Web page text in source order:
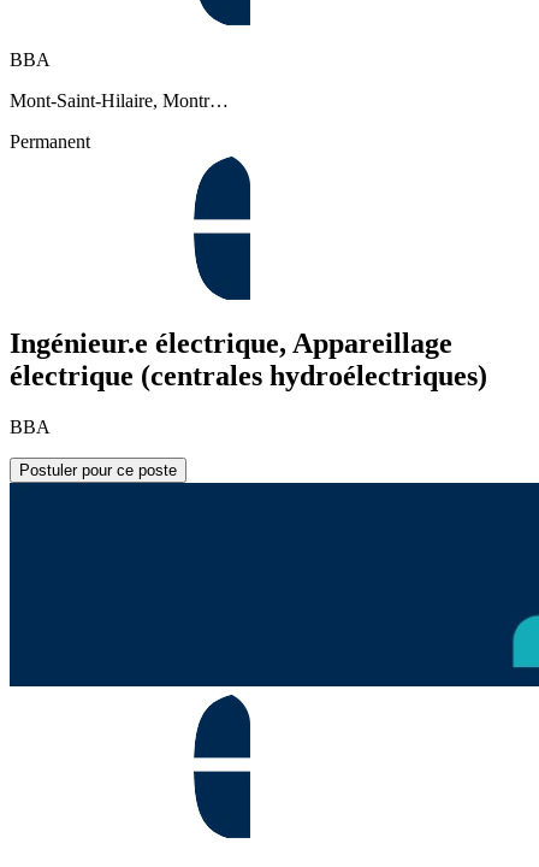
BBA
Mont-Saint-Hilaire, Montr…
Permanent
Ingénieur.e électrique, Appareillage
électrique (centrales hydroélectriques)
BBA
Postuler pour ce poste